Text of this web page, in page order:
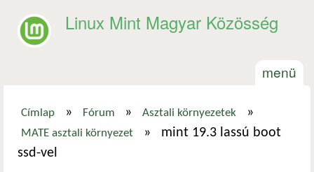
Linux Mint Magyar Közösség
menü
Jelenlegi hely
Címlap » Fórum » Asztali környezetek »
MATE asztali környezet »
mint 19.3 lassú boot
ssd-vel